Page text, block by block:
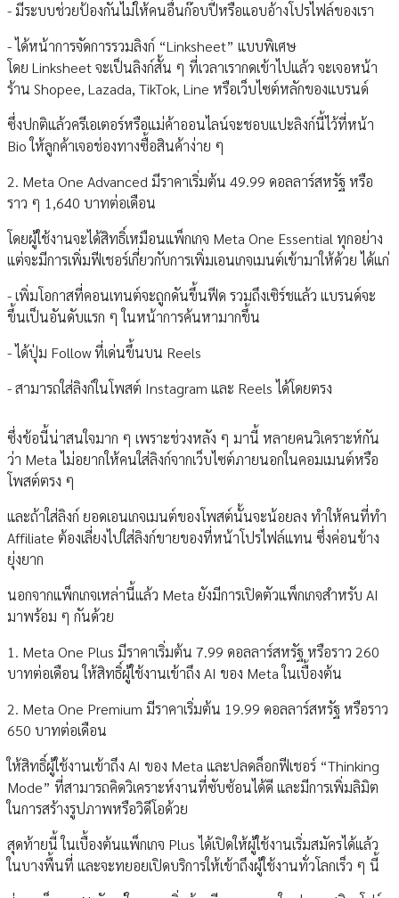
- มีระบบช่วยป้องกันไม่ให้คนอื่นก๊อบปี้หรือแอบอ้างโปรไฟล์ของเรา
- ได้หน้าการจัดการรวมลิงก์ “Linksheet” แบบพิเศษ
โดย Linksheet จะเป็นลิงก์สั้น ๆ ที่เวลาเรากดเข้าไปแล้ว จะเจอหน้า
ร้าน Shopee, Lazada, TikTok, Line หรือเว็บไซต์หลักของแบรนด์
ซึ่งปกติแล้วครีเอเตอร์หรือแม่ค้าออนไลน์จะชอบแปะลิงก์นี้ไว้ที่หน้า
Bio ให้ลูกค้าเจอช่องทางซื้อสินค้าง่าย ๆ
2. Meta One Advanced มีราคาเริ่มต้น 49.99 ดอลลาร์สหรัฐ หรือ
ราว ๆ 1,640 บาทต่อเดือน
โดยผู้ใช้งานจะได้สิทธิ์เหมือนแพ็กเกจ Meta One Essential ทุกอย่าง
แต่จะมีการเพิ่มฟีเชอร์เกี่ยวกับการเพิ่มเอนเกจเมนต์เข้ามาให้ด้วย ได้แก่
- เพิ่มโอกาสที่คอนเทนต์จะถูกดันขึ้นฟีด รวมถึงเซิร์ชแล้ว แบรนด์จะ
ขึ้นเป็นอันดับแรก ๆ ในหน้าการค้นหามากขึ้น
- ได้ปุ่ม Follow ที่เด่นขึ้นบน Reels
- สามารถใส่ลิงก์ในโพสต์ Instagram และ Reels ได้โดยตรง
ซึ่งข้อนี้น่าสนใจมาก ๆ เพราะช่วงหลัง ๆ มานี้ หลายคนวิเคราะห์กัน
ว่า Meta ไม่อยากให้คนใส่ลิงก์จากเว็บไซต์ภายนอกในคอมเมนต์หรือ
โพสต์ตรง ๆ
และถ้าใส่ลิงก์ ยอดเอนเกจเมนต์ของโพสต์นั้นจะน้อยลง ทำให้คนที่ทำ
Affiliate ต้องเลี่ยงไปใส่ลิงก์ขายของที่หน้าโปรไฟล์แทน ซึ่งค่อนข้าง
ยุ่งยาก
นอกจากแพ็กเกจเหล่านี้แล้ว Meta ยังมีการเปิดตัวแพ็กเกจสำหรับ AI
มาพร้อม ๆ กันด้วย
1. Meta One Plus มีราคาเริ่มต้น 7.99 ดอลลาร์สหรัฐ หรือราว 260
บาทต่อเดือน ให้สิทธิ์ผู้ใช้งานเข้าถึง AI ของ Meta ในเบื้องต้น
2. Meta One Premium มีราคาเริ่มต้น 19.99 ดอลลาร์สหรัฐ หรือราว
650 บาทต่อเดือน
ให้สิทธิ์ผู้ใช้งานเข้าถึง AI ของ Meta และปลดล็อกฟีเชอร์ “Thinking
Mode” ที่สามารถคิดวิเคราะห์งานที่ซับซ้อนได้ดี และมีการเพิ่มลิมิต
ในการสร้างรูปภาพหรือวิดีโอด้วย
สุดท้ายนี้ ในเบื้องต้นแพ็กเกจ Plus ได้เปิดให้ผู้ใช้งานเริ่มสมัครได้แล้ว
ในบางพื้นที่ และจะทยอยเปิดบริการให้เข้าถึงผู้ใช้งานทั่วโลกเร็ว ๆ นี้